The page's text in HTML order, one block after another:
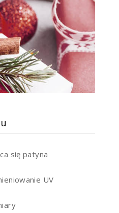
się patyna
UV